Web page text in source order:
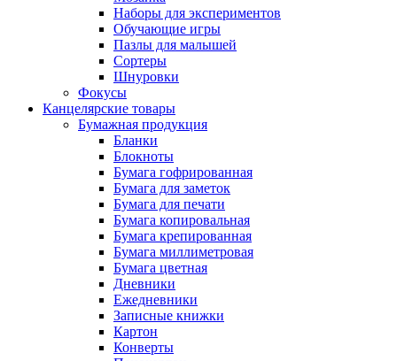
Наборы для экспериментов
Обучающие игры
Пазлы для малышей
Сортеры
Шнуровки
Фокусы
Канцелярские товары
Бумажная продукция
Бланки
Блокноты
Бумага гофрированная
Бумага для заметок
Бумага для печати
Бумага копировальная
Бумага крепированная
Бумага миллиметровая
Бумага цветная
Дневники
Ежедневники
Записные книжки
Картон
Конверты